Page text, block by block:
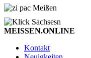
MEISSEN.ONLINE
Kontakt